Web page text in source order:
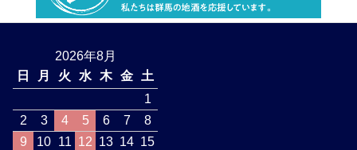
2026年8月
日
月 火 水 木 金
土
1
2
3 4 5 6 7
8
9
10 11 12 13 14 15